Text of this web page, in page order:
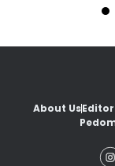
About Us